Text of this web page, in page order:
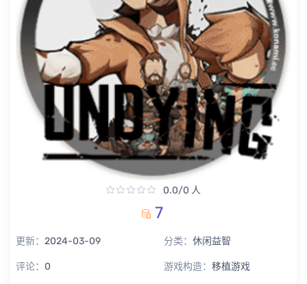
0.0/0 人
7
更新： 2024-03-09 分类： 休闲益智
评论： 0 游戏构造： 移植游戏